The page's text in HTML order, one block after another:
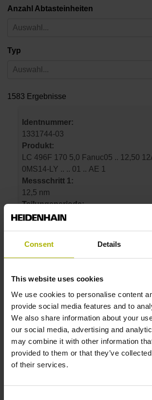
Consent Details
This website uses cookies
We use cookies to personalise content
provide social media features and to
We also share information about your
our social media, advertising and
may combine it with other information
provided to them or that they’ve
of their services.
Anzahl Abtasteinheiten
Auswahl...
Typ
Auswahl...
1583 Ergebnisse
Identnummer:
1331744-03
Produkt:
LC 496F 170 5,0 Fanuc05 .. 12,50 12A
0MS14-LY .. .. 01 .. AE 1
Messschritt 1:
12,5 nm
Teilungsperiode:
20 µm
Produkt:
0MS14-LY .. .. 01 .. AE 1
Messschritt 1:
12,5 nm
Teilungsperiode:
20 µm